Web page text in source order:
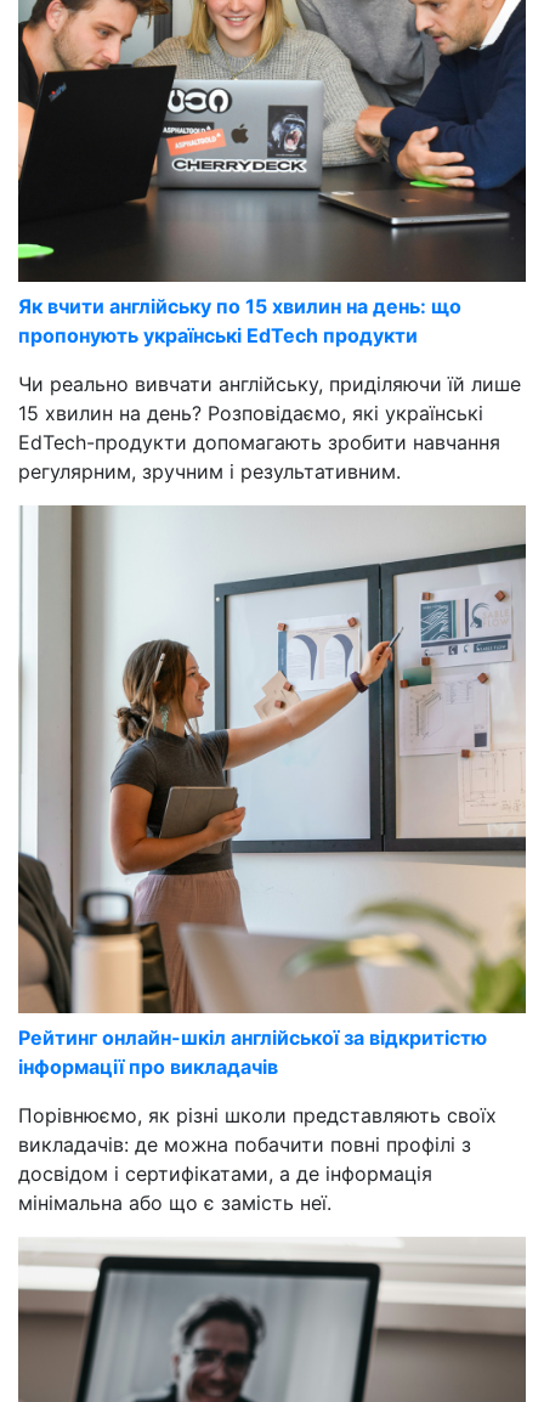
Як вчити англійську по 15 хвилин на день: що
пропонують українські EdTech продукти
Чи реально вивчати англійську, приділяючи їй лише
15 хвилин на день? Розповідаємо, які українські
EdTech-продукти допомагають зробити навчання
регулярним, зручним і результативним.
Рейтинг онлайн-шкіл англійської за відкритістю
інформації про викладачів
Порівнюємо, як різні школи представляють своїх
викладачів: де можна побачити повні профілі з
досвідом і сертифікатами, а де інформація
мінімальна або що є замість неї.